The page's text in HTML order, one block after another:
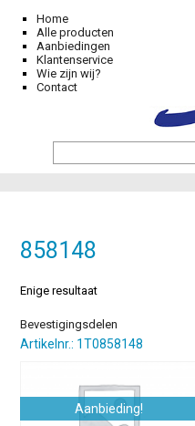
Home
Alle producten
Aanbiedingen
Klantenservice
Wie zijn wij?
Contact
858148
Enige resultaat
Bevestigingsdelen
Artikelnr.: 1T0858148
Aanbieding!